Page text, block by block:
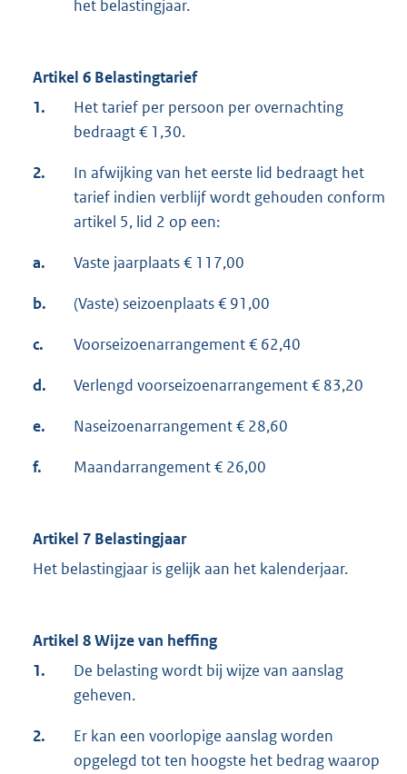
het belastingjaar.
Artikel 6 Belastingtarief
1.
Het tarief per persoon per overnachting
bedraagt € 1,30.
2.
In afwijking van het eerste lid bedraagt het
tarief indien verblijf wordt gehouden conform
artikel 5, lid 2 op een:
a. Vaste jaarplaats € 117,00
b. (Vaste) seizoenplaats € 91,00
c. Voorseizoenarrangement € 62,40
d. Verlengd voorseizoenarrangement € 83,20
e. Naseizoenarrangement € 28,60
f. Maandarrangement € 26,00
Artikel 7 Belastingjaar
Het belastingjaar is gelijk aan het kalenderjaar.
Artikel 8 Wijze van heffing
1.
De belasting wordt bij wijze van aanslag
geheven.
2.
Er kan een voorlopige aanslag worden
opgelegd tot ten hoogste het bedrag waarop